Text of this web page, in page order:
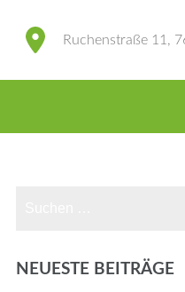
Ruchenstraße 11,
NEUESTE BEITRÄGE